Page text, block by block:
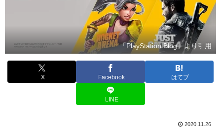
「PlayStation Blog」より引用
X Facebook はてブ
LINE
2020.11.26